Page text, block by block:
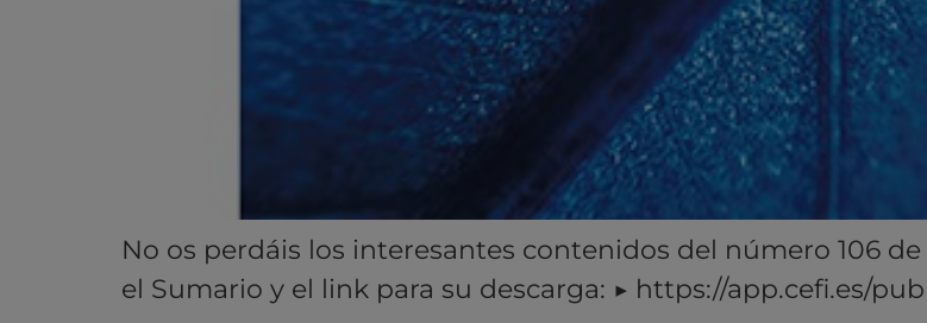
No os perdáis los interesantes contenidos del número 106
el Sumario y el link para su descarga: ▶︎ https://app.cefi.es/